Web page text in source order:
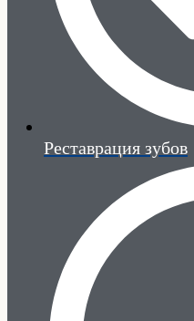
Реставрация зубов